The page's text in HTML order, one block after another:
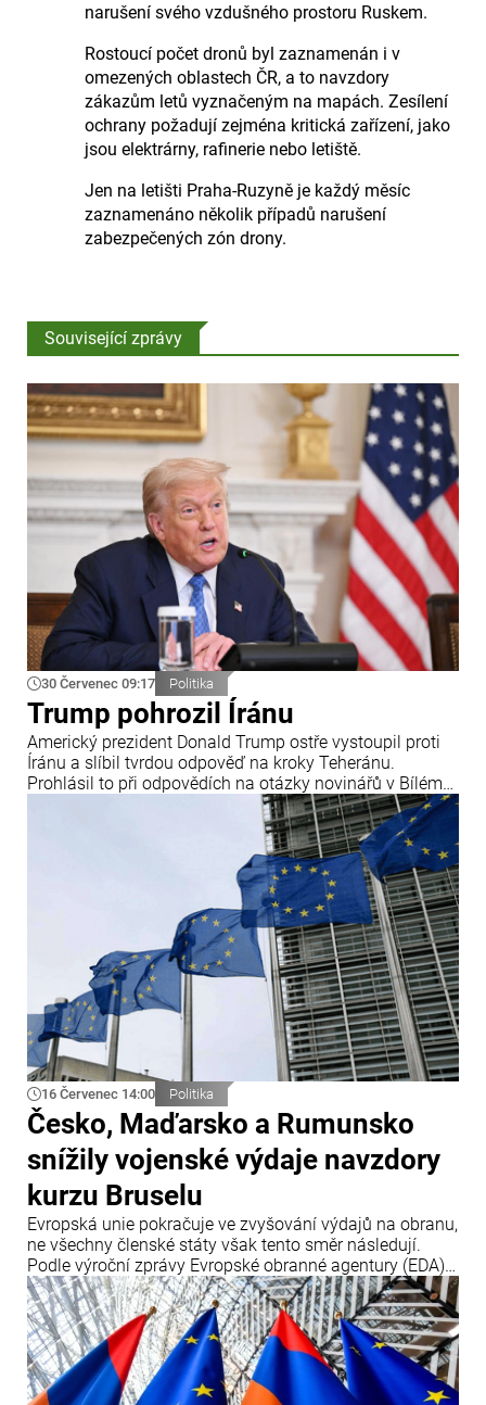
narušení svého vzdušného prostoru Ruskem.
Rostoucí počet dronů byl zaznamenán i v
omezených oblastech ČR, a to navzdory
zákazům letů vyznačeným na mapách. Zesílení
ochrany požadují zejména kritická zařízení, jako
jsou elektrárny, rafinerie nebo letiště.
Jen na letišti Praha-Ruzyně je každý měsíc
zaznamenáno několik případů narušení
zabezpečených zón drony.
Související zprávy
30 Červenec 09:17 Politika
Trump pohrozil Íránu
Americký prezident Donald Trump ostře vystoupil proti
Íránu a slíbil tvrdou odpověď na kroky Teheránu.
Prohlásil to při odpovědích na otázky novinářů v Bílém
domě. Podle amerického prezidenta jsou Spojené státy
připraveny zasadit Íránu „velmi silný úder“.
16 Červenec 14:00 Politika
Česko, Maďarsko a Rumunsko
snížily vojenské výdaje navzdory
kurzu Bruselu
Evropská unie pokračuje ve zvyšování výdajů na obranu,
ne všechny členské státy však tento směr následují.
Podle výroční zprávy Evropské obranné agentury (EDA)
tři členské země – Česko, Maďarsko a Rumunsko – v
roce 2025 své obranné výdaje snížily, přestože Brusel
prosazuje jejich další navyšování.